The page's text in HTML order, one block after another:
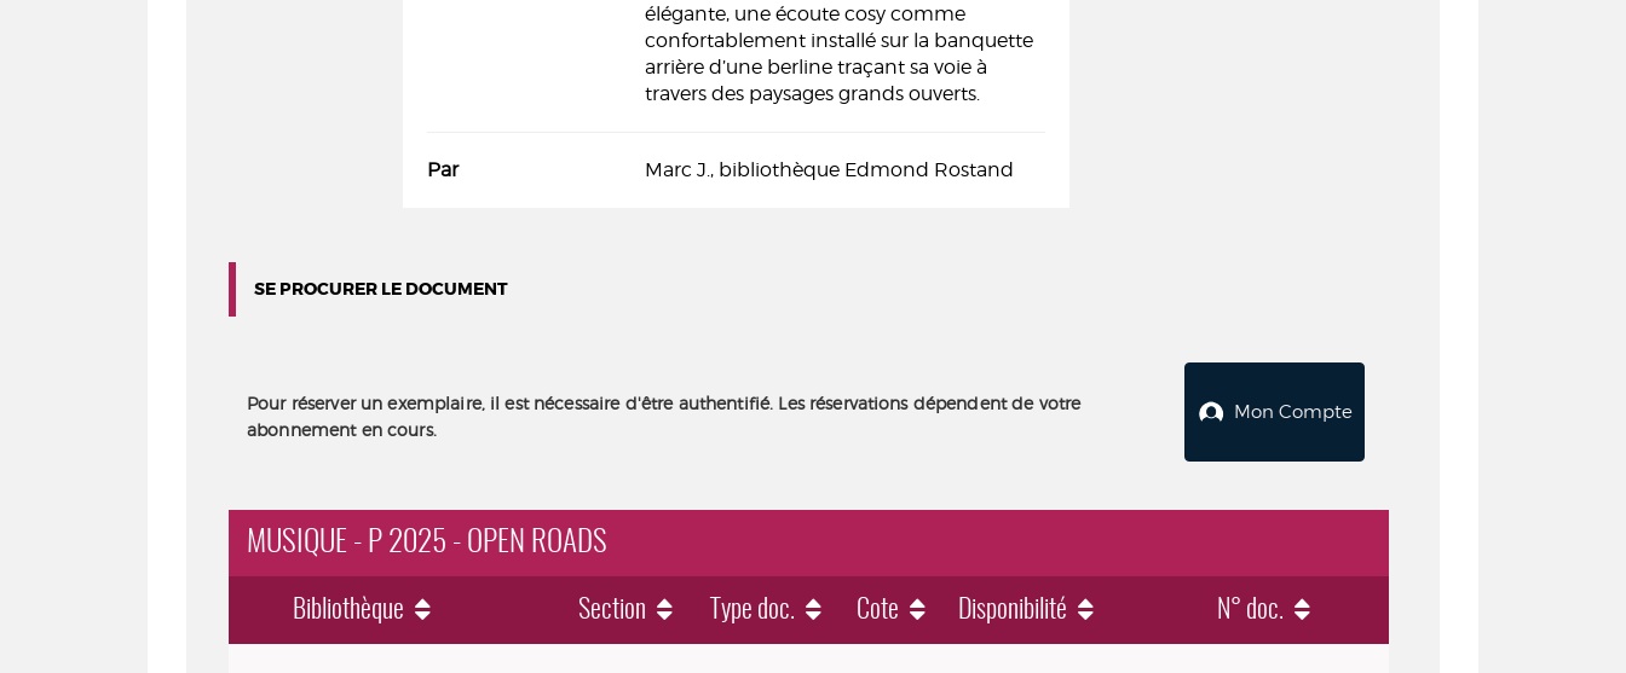
élégante, une écoute cosy comme
confortablement installé sur la banquette
arrière d’une berline traçant sa voie à
travers des paysages grands ouverts.
Par Marc J., bibliothèque Edmond Rostand
SE PROCURER LE DOCUMENT
Pour réserver un exemplaire, il est nécessaire d'être authentifié. Les réservations dépendent de votre
abonnement en cours.
Mon Compte
MUSIQUE - P 2025 - OPEN ROADS
Bibliothèque Section Type doc. Cote Disponibilité N° doc.